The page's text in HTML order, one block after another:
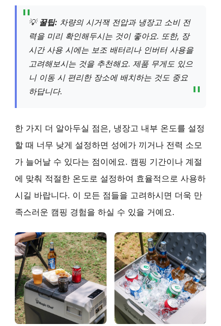
💡 꿀팁: 차량의 시거잭 전압과 냉장고 소비 전
력을 미리 확인해두시는 것이 좋아요. 또한, 장
시간 사용 시에는 보조 배터리나 인버터 사용을
고려해보시는 것을 추천해요. 제품 무게도 있으
니 이동 시 편리한 장소에 배치하는 것도 중요
하답니다.
한 가지 더 알아두실 점은, 냉장고 내부 온도를 설정
할 때 너무 낮게 설정하면 성에가 끼거나 전력 소모
가 늘어날 수 있다는 점이에요. 캠핑 기간이나 계절
에 맞춰 적절한 온도로 설정하여 효율적으로 사용하
시길 바랍니다. 이 모든 점들을 고려하시면 더욱 만
족스러운 캠핑 경험을 하실 수 있을 거예요.